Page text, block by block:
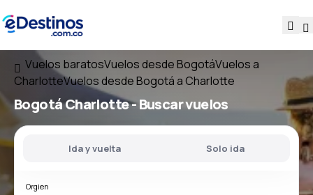
Vuelos baratosVuelos desde BogotáVuelos a
CharlotteVuelos desde Bogotá a Charlotte
Bogotá Charlotte- Buscar vuelos
Ida y vuelta Solo ida
Orgien